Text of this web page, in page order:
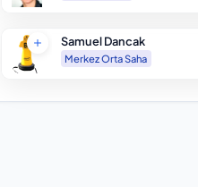
Samuel Dancak
Merkez Orta Saha